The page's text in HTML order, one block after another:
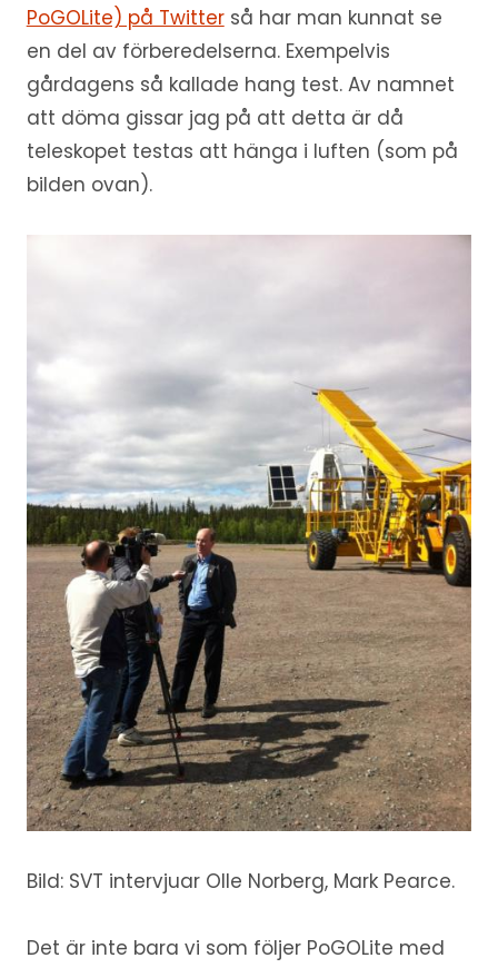
PoGOLite) på Twitterså har man kunnat se
en del av förberedelserna. Exempelvis
gårdagens så kallade hang test. Av namnet
att döma gissar jag på att detta är då
teleskopet testas att hänga i luften (som på
bilden ovan).
Bild: SVT intervjuar Olle Norberg, Mark Pearce.
Det är inte bara vi som följer PoGOLite med